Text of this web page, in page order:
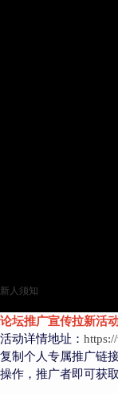
新人须知
论坛推广宣传拉新活
活动详情地址：
复制个人专属推广链
操作，推广者即可获